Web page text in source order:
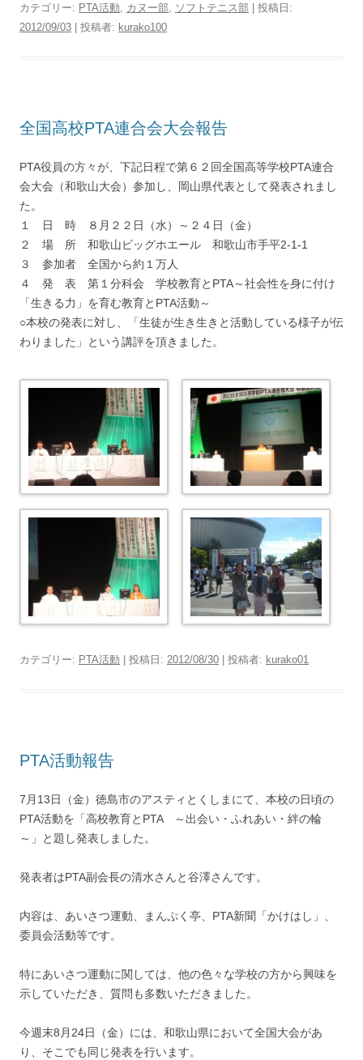
カテゴリー: PTA活動 カヌー部 ソフトテニス部 | 投稿日:
2012/09/03 | 投稿者: kurako100
全国高校PTA連合会大会報告
PTA役員の方々が、下記日程で第６２回全国高等学校PTA連合
会大会（和歌山大会）参加し、岡山県代表として発表されまし
た。
１ 日 時 ８月２２日（水）～２４日（金）
２ 場 所 和歌山ビッグホエール 和歌山市手平2-1-1
３ 参加者 全国から約１万人
４ 発 表 第１分科会 学校教育とPTA～社会性を身に付け
「生きる力」を育む教育とPTA活動～
○本校の発表に対し、「生徒が生き生きと活動している様子が伝
わりました」という講評を頂きました。
カテゴリー: PTA活動 | 投稿日: 2012/08/30 | 投稿者: kurako01
PTA活動報告
7月13日（金）徳島市のアスティとくしまにて、本校の日頃の
PTA活動を「高校教育とPTA ～出会い・ふれあい・絆の輪
～」と題し発表しました。
発表者はPTA副会長の清水さんと谷澤さんです。
内容は、あいさつ運動、まんぷく亭、PTA新聞「かけはし」、
委員会活動等です。
特にあいさつ運動に関しては、他の色々な学校の方から興味を
示していただき、質問も多数いただきました。
今週末8月24日（金）には、和歌山県において全国大会があ
り、そこでも同じ発表を行います。